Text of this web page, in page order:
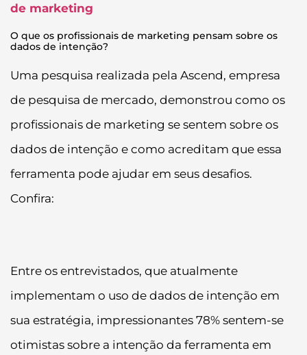
de marketing
O que os profissionais de marketing pensam sobre os
dados de intenção?
Uma pesquisa realizada pela Ascend, empresa
de pesquisa de mercado, demonstrou como os
profissionais de marketing se sentem sobre os
dados de intenção e como acreditam que essa
ferramenta pode ajudar em seus desafios.
Confira:
Entre os entrevistados, que atualmente
implementam o uso de dados de intenção em
sua estratégia, impressionantes 78% sentem-se
otimistas sobre a intenção da ferramenta em